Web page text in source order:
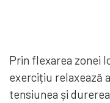
Prin flexarea zonei
exercițiu relaxează
tensiunea și